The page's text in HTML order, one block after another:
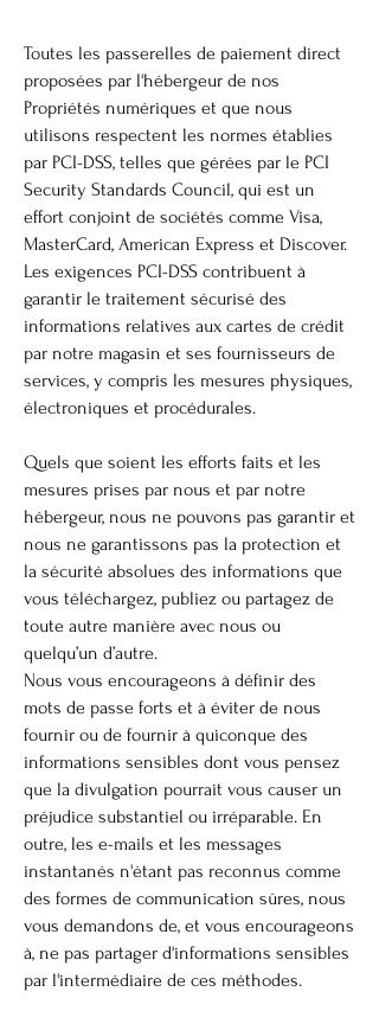
Toutes les passerelles de paiement direct
proposées par l'hébergeur de nos
Propriétés numériques et que nous
utilisons respectent les normes établies
par PCI-DSS, telles que gérées par le PCI
Security Standards Council, qui est un
effort conjoint de sociétés comme Visa,
MasterCard, American Express et Discover.
Les exigences PCI-DSS contribuent à
garantir le traitement sécurisé des
informations relatives aux cartes de crédit
par notre magasin et ses fournisseurs de
services, y compris les mesures physiques,
électroniques et procédurales.
Quels que soient les efforts faits et les
mesures prises par nous et par notre
hébergeur, nous ne pouvons pas garantir et
nous ne garantissons pas la protection et
la sécurité absolues des informations que
vous téléchargez, publiez ou partagez de
toute autre manière avec nous ou
quelqu’un d’autre.
Nous vous encourageons à définir des
mots de passe forts et à éviter de nous
fournir ou de fournir à quiconque des
informations sensibles dont vous pensez
que la divulgation pourrait vous causer un
préjudice substantiel ou irréparable. En
outre, les e-mails et les messages
instantanés n'étant pas reconnus comme
des formes de communication sûres, nous
vous demandons de, et vous encourageons
à, ne pas partager d'informations sensibles
par l'intermédiaire de ces méthodes.